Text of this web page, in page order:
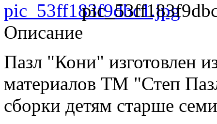
Описание
Пазл "Кони" изготовлен
материалов ТМ "Степ
сборки детям старше